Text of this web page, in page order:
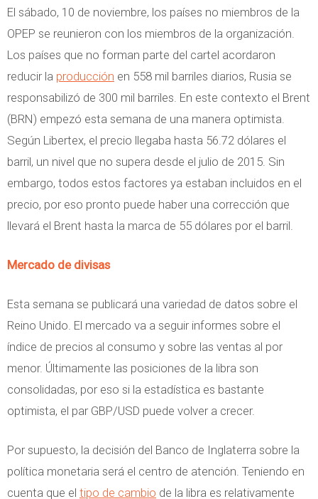
El sábado, 10 de noviembre, los países no miembros de la
OPEP se reunieron con los miembros de la organización.
Los países que no forman parte del cartel acordaron
reducir la producción en 558 mil barriles diarios, Rusia se
responsabilizó de 300 mil barriles. En este contexto el Brent
(BRN) empezó esta semana de una manera optimista.
Según Libertex, el precio llegaba hasta 56.72 dólares el
barril, un nivel que no supera desde el julio de 2015. Sin
embargo, todos estos factores ya estaban incluidos en el
precio, por eso pronto puede haber una corrección que
llevará el Brent hasta la marca de 55 dólares por el barril.
Mercado de divisas
Esta semana se publicará una variedad de datos sobre el
Reino Unido. El mercado va a seguir informes sobre el
índice de precios al consumo y sobre las ventas al por
menor. Últimamente las posiciones de la libra son
consolidadas, por eso si la estadística es bastante
optimista, el par GBP/USD puede volver a crecer.
Por supuesto, la decisión del Banco de Inglaterra sobre la
política monetaria será el centro de atención. Teniendo en
cuenta que el tipo de cambio de la libra es relativamente